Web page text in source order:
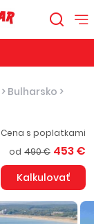
> Bulharsko >
Cena s poplatkami
od 490 € 453 €
Kalkulovať